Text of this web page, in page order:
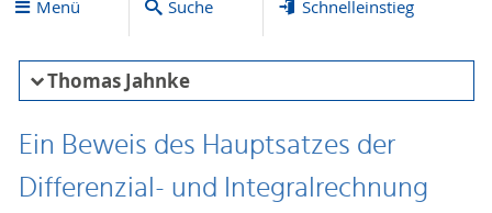
Menü Suche Schnelleinstieg
Thomas Jahnke
Ein Beweis des Hauptsatzes der
Differenzial- und Integralrechnung